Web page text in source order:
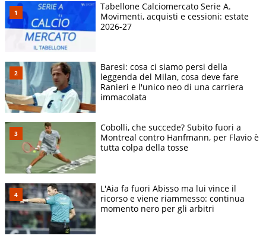
Tabellone Calciomercato Serie A.
Movimenti, acquisti e cessioni: estate
2026-27
Baresi: cosa ci siamo persi della
leggenda del Milan, cosa deve fare
Ranieri e l'unico neo di una carriera
immacolata
Cobolli, che succede? Subito fuori a
Montreal contro Hanfmann, per Flavio è
tutta colpa della tosse
L'Aia fa fuori Abisso ma lui vince il
ricorso e viene riammesso: continua
momento nero per gli arbitri